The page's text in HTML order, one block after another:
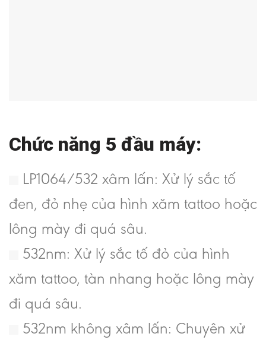
Chức năng 5 đầu máy:
LP1064/532 xâm lấn: Xử lý sắc tố
đen, đỏ nhẹ của hình xăm tattoo hoặc
lông mày đi quá sâu.
532nm: Xử lý sắc tố đỏ của hình
xăm tattoo, tàn nhang hoặc lông mày
đi quá sâu.
532nm không xâm lấn: Chuyên xử